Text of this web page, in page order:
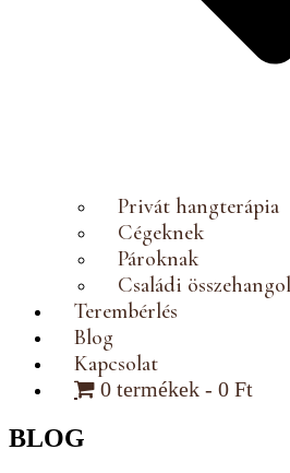
Pároknak
Családi összehangoló
Terembérlés
Blog
Kapcsolat
0 termékek
BLOG